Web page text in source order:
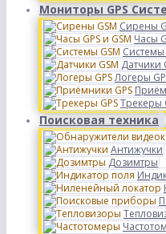
Мониторы GPS
Сирены
Часы
Системы
Датчики
Логеры
Трекеры
Поисковая техника
Антижучки
Дозимтры